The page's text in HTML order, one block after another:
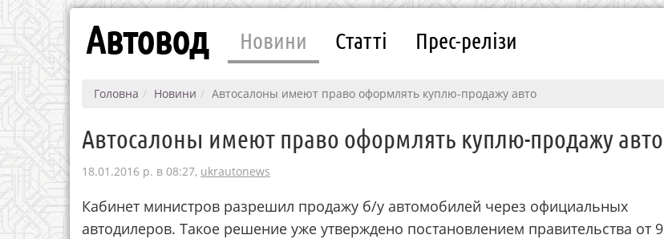
Автовод Новини Статті Прес-релізи
Головна Новини Автосалоны имеют право оформлять куплю-продажу авто
Автосалоны имеют право оформлять куплю-продажу авто
18.01.2016 р. в 08:27, ukrautonews
Кабинет министров разрешил продажу б/у автомобилей через официальных
автодилеров. Такое решение уже утверждено постановлением правительства от 9